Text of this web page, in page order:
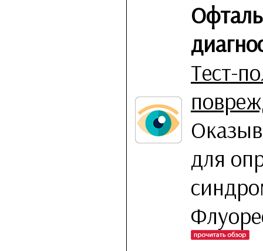
Тест-
для